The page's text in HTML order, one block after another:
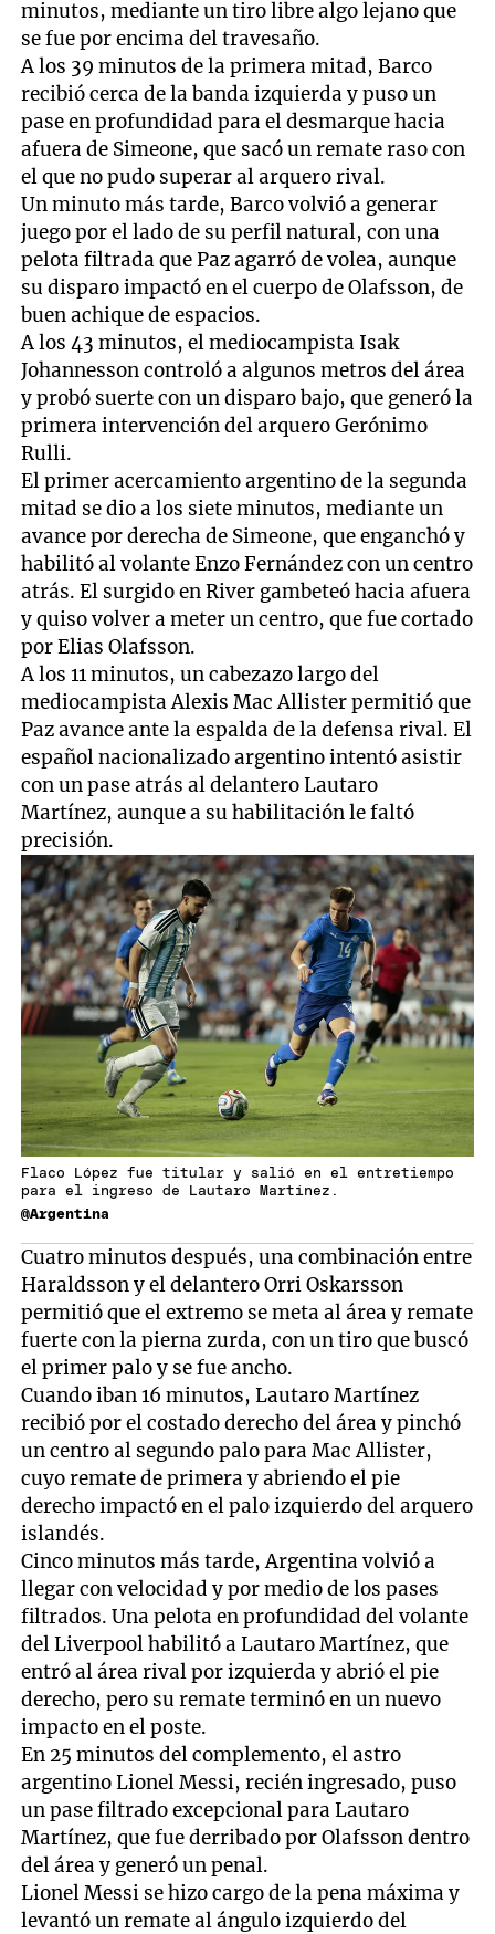
minutos, mediante un tiro libre algo lejano que
se fue por encima del travesaño.
A los 39 minutos de la primera mitad, Barco
recibió cerca de la banda izquierda y puso un
pase en profundidad para el desmarque hacia
afuera de Simeone, que sacó un remate raso con
el que no pudo superar al arquero rival.
Un minuto más tarde, Barco volvió a generar
juego por el lado de su perfil natural, con una
pelota filtrada que Paz agarró de volea, aunque
su disparo impactó en el cuerpo de Olafsson, de
buen achique de espacios.
A los 43 minutos, el mediocampista Isak
Johannesson controló a algunos metros del área
y probó suerte con un disparo bajo, que generó la
primera intervención del arquero Gerónimo
Rulli.
El primer acercamiento argentino de la segunda
mitad se dio a los siete minutos, mediante un
avance por derecha de Simeone, que enganchó y
habilitó al volante Enzo Fernández con un centro
atrás. El surgido en River gambeteó hacia afuera
y quiso volver a meter un centro, que fue cortado
por Elias Olafsson.
A los 11 minutos, un cabezazo largo del
mediocampista Alexis Mac Allister permitió que
Paz avance ante la espalda de la defensa rival. El
español nacionalizado argentino intentó asistir
con un pase atrás al delantero Lautaro
Martínez, aunque a su habilitación le faltó
precisión.
Flaco López fue titular y salió en el entretiempo
para el ingreso de Lautaro Martínez.
@Argentina
Cuatro minutos después, una combinación entre
Haraldsson y el delantero Orri Oskarsson
permitió que el extremo se meta al área y remate
fuerte con la pierna zurda, con un tiro que buscó
el primer palo y se fue ancho.
Cuando iban 16 minutos, Lautaro Martínez
recibió por el costado derecho del área y pinchó
un centro al segundo palo para Mac Allister,
cuyo remate de primera y abriendo el pie
derecho impactó en el palo izquierdo del arquero
islandés.
Cinco minutos más tarde, Argentina volvió a
llegar con velocidad y por medio de los pases
filtrados. Una pelota en profundidad del volante
del Liverpool habilitó a Lautaro Martínez, que
entró al área rival por izquierda y abrió el pie
derecho, pero su remate terminó en un nuevo
impacto en el poste.
En 25 minutos del complemento, el astro
argentino Lionel Messi, recién ingresado, puso
un pase filtrado excepcional para Lautaro
Martínez, que fue derribado por Olafsson dentro
del área y generó un penal.
Lionel Messi se hizo cargo de la pena máxima y
levantó un remate al ángulo izquierdo del